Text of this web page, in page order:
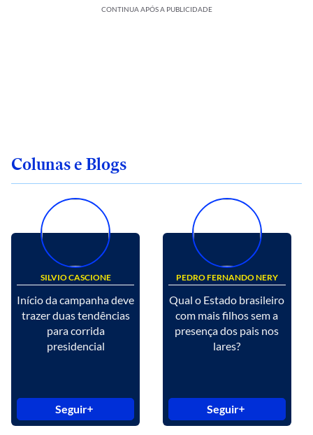
CONTINUA APÓS A PUBLICIDADE
Colunas e Blogs
SILVIO CASCIONE
Início da campanha deve
trazer duas tendências
para corrida
presidencial
Seguir
PEDRO FERNANDO NERY
Qual o Estado brasileiro
com mais filhos sem a
presença dos pais nos
lares?
Seguir